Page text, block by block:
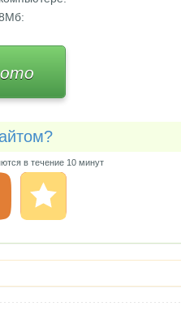
в течение 10 минут